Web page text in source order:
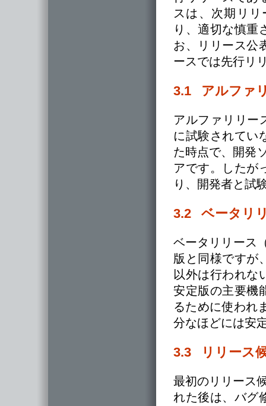
スは、次期リ
り、適切な慎重
お、リリース公
ースでは先行リ
3.1 アルファ
アルファリリー
に試験されてい
た時点で、開発
アです。したが
り、開発者と試
3.2 ベータリ
ベータリリース
版と同様ですが
以外は行われな
安定版の主要機
るために使われ
分なほどには安
3.3 リリース
最初のリリース
れた後は、バグ